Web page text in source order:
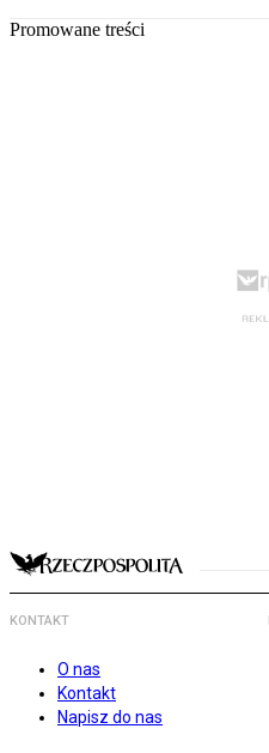
Promowane treści
KONTAKT
O nas
Kontakt
Napisz do nas